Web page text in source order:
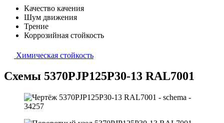
Качество качения
Шум движения
Трение
Коррозийная стойкость
Химическая стойкость
Схемы 5370PJP125P30-13 RAL7001